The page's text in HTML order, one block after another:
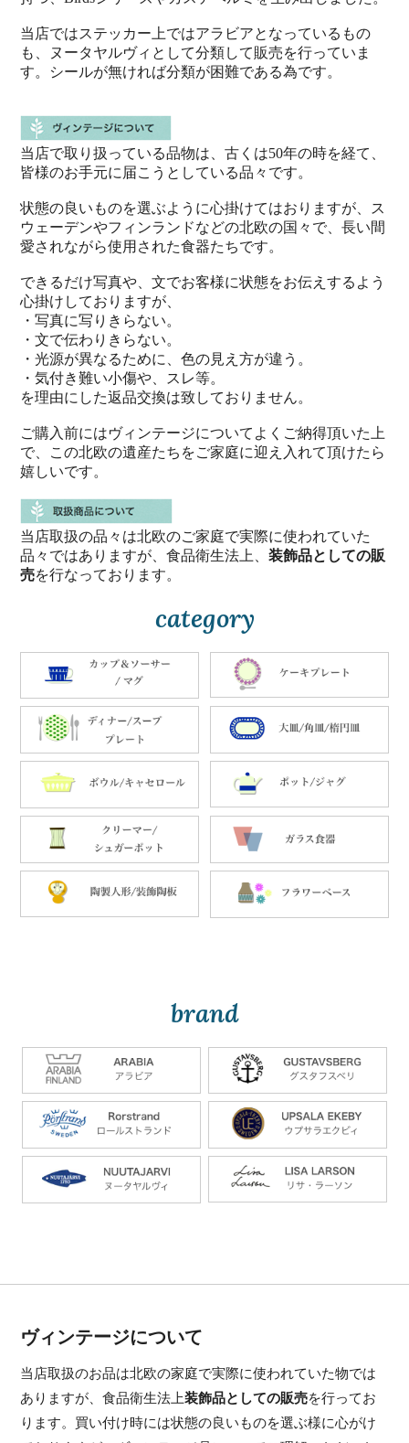
当店ではステッカー上ではアラビアとなっているもの
も、ヌータヤルヴィとして分類して販売を行っていま
す。シールが無ければ分類が困難である為です。
当店で取り扱っている品物は、古くは50年の時を経て、
皆様のお手元に届こうとしている品々です。
状態の良いものを選ぶように心掛けてはおりますが、ス
ウェーデンやフィンランドなどの北欧の国々で、長い間
愛されながら使用された食器たちです。
できるだけ写真や、文でお客様に状態をお伝えするよう
心掛けしておりますが、
・写真に写りきらない。
・文で伝わりきらない。
・光源が異なるために、色の見え方が違う。
・気付き難い小傷や、スレ等。
を理由にした返品交換は致しておりません。
ご購入前にはヴィンテージについてよくご納得頂いた上
で、この北欧の遺産たちをご家庭に迎え入れて頂けたら
嬉しいです。
当店取扱の品々は北欧のご家庭で実際に使われていた
品々ではありますが、食品衛生法上、装飾品としての販
売を行なっております。
category
brand
ヴィンテージについて
当店取扱のお品は北欧の家庭で実際に使われていた物では
ありますが、食品衛生法上装飾品としての販売を行ってお
ります。買い付け時には状態の良いものを選ぶ様に心がけ